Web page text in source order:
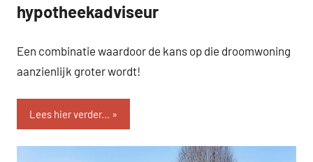
hypotheekadviseur
Een combinatie waardoor de kans op die droomwoning
aanzienlijk groter wordt!
Lees hier verder...